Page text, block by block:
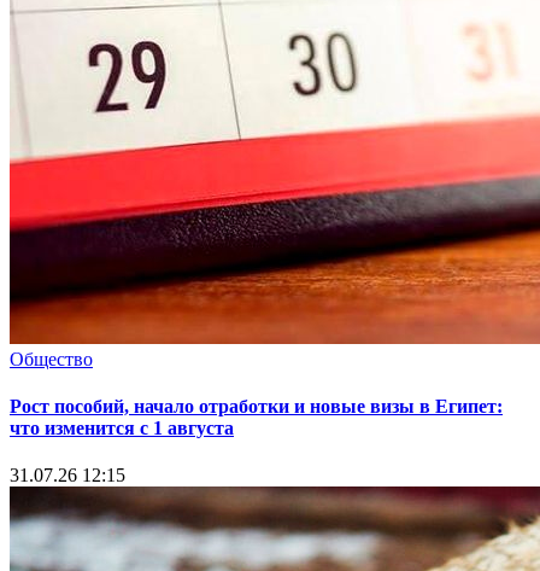
Общество
Рост пособий, начало отработки и новые визы в Египет:
что изменится с 1 августа
31.07.26 12:15